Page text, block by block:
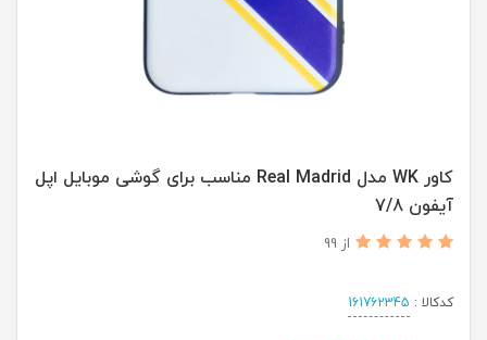
کاور WK مدل Real Madrid مناسب برای گوشی موبایل اپل
آیفون 7/8
از 99
کدکالا : 161762345